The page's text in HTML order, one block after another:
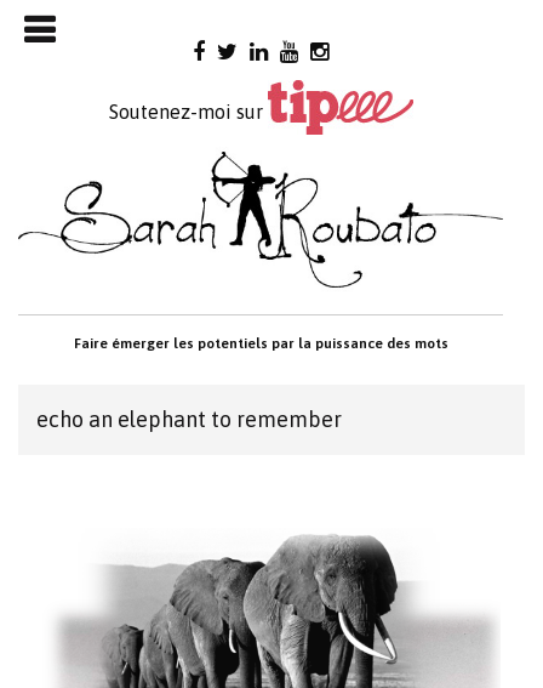
Skip
to
Soutenez-moi sur
Faire émerger les potentiels par la puissance des mots

echo an elephant to remember